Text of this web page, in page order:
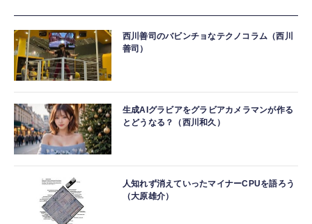
西川善司のバビンチョなテクノコラム（西川
善司）
生成AIグラビアをグラビアカメラマンが作る
とどうなる？（西川和久）
人知れず消えていったマイナーCPUを語ろう
（大原雄介）